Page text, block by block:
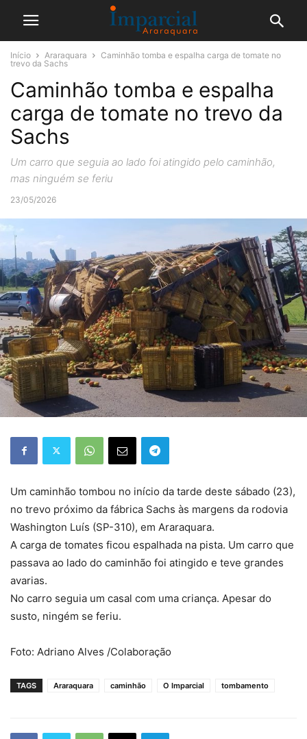
Início Araraquara
Caminhão tomba e espalha carga de tomate no
trevo da Sachs
Caminhão tomba e espalha
carga de tomate no trevo da
Sachs
Um carro que seguia ao lado foi atingido pelo caminhão,
mas ninguém se feriu
23/05/2026
Um caminhão tombou no início da tarde deste sábado (23),
no trevo próximo da fábrica Sachs às margens da rodovia
Washington Luís (SP-310), em Araraquara.
A carga de tomates ficou espalhada na pista. Um carro que
passava ao lado do caminhão foi atingido e teve grandes
avarias.
No carro seguia um casal com uma criança. Apesar do
susto, ningém se feriu.
Foto: Adriano Alves /Colaboração
TAGS Araraquara caminhão O Imparcial tombamento